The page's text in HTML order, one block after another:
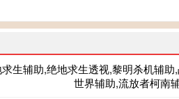
生辅助,绝地求生透视,黎明杀机辅
世界辅助,流放者柯南